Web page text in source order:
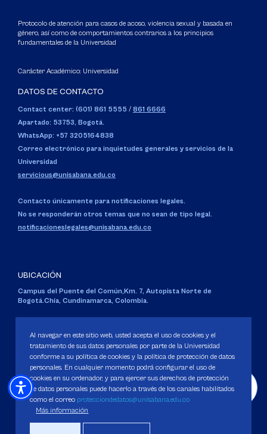
Protocolo de atención para casos de acoso, violencia sexual y basada en
género, así como de comportamientos contrarios a los principios
fundamentales de la Universidad
Carácter Académico: Universidad
DATOS DE CONTACTO
Contact center: (601) 861 5555 / 861 6666
Apartado: 53753, Bogotá.
WhatsApp: +57 3205164838
Correo electrónico para inquietudes generales y servicios de la
Universidad
servicious@unisabana.edu.co
Contacto únicamente para notificaciones legales.
No se responderán otros temas que no sean de tipo legal.
notificacioneslegales@unisabana.edu.co
UBICACIÓN
Campus del Puente del Común, Km. 7, Autopista Norte de
Bogotá.Chía, Cundinamarca, Colombia.
Personería Jurídica:Resolución 130 del 14 de enero de 1980.
Ministerio de Educación Nacional.
Política de Protección de datos
Al navegar en este sitio web, usted acepta el uso de cookies y el
tratamiento de sus datos personales por parte de la Universidad
conforme a su política de cookies y la política de protección de datos
personales. En cualquier momento podrá configurar el uso de
cookies en su ordenador, y para ejercer sus derechos de protección
de datos personales puede hacerlo a través de los canales habilitados
como el correo protecciondedatos@unisabana.edu.co
Más información